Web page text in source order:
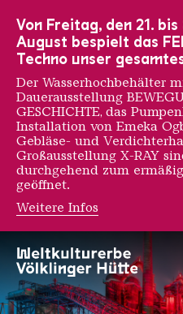
Paul
Von Freitag, den 21. bis
August bespielt das
Techno unser
Der Wasserhochbehälter
Dauerausstellung
GESCHICHTE, das
Installation von Emeka
Gebläse- und
Großausstellung X-RAY
durchgehend zum
geöffnet.
Weitere Infos